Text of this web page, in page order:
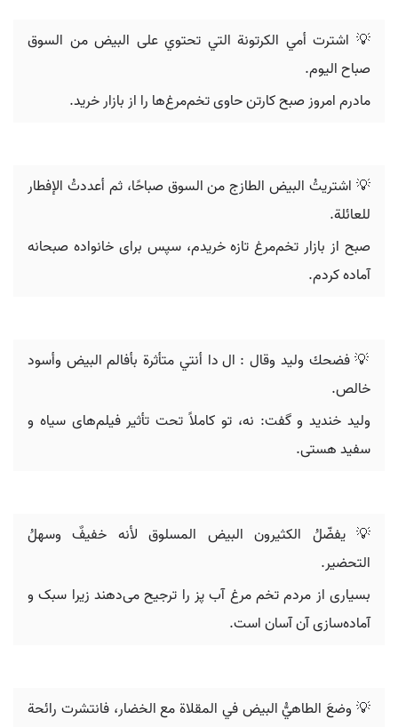
💡 اشترت أمي الکرتونة التي تحتوي على البيض من السوق
صباح اليوم.
مادرم امروز صبح کارتن حاوی تخم‌مرغ‌ها را از بازار خرید.
💡 اشتريتُ البيض الطازج من السوق صباحًا، ثم أعددتُ الإفطار
للعائلة.
صبح از بازار تخم‌مرغ تازه خریدم، سپس برای خانواده صبحانه
آماده کردم.
‫خالص‪.
ولید خندید و گفت: نه، تو کاملاً تحت تأثیر فیلم‌های سیاه و
سفید هستی.
💡 يفضّلُ الكثيرون البيض المسلوق لأنه خفيفٌ وسهلُ
التحضير.
بسیاری از مردم تخم مرغ آب پز را ترجیح می‌دهند زیرا سبک و
آماده‌سازی آن آسان است.
💡 وضعَ الطاهيُّ البيض في المقلاة مع الخضار، فانتشرت رائحة